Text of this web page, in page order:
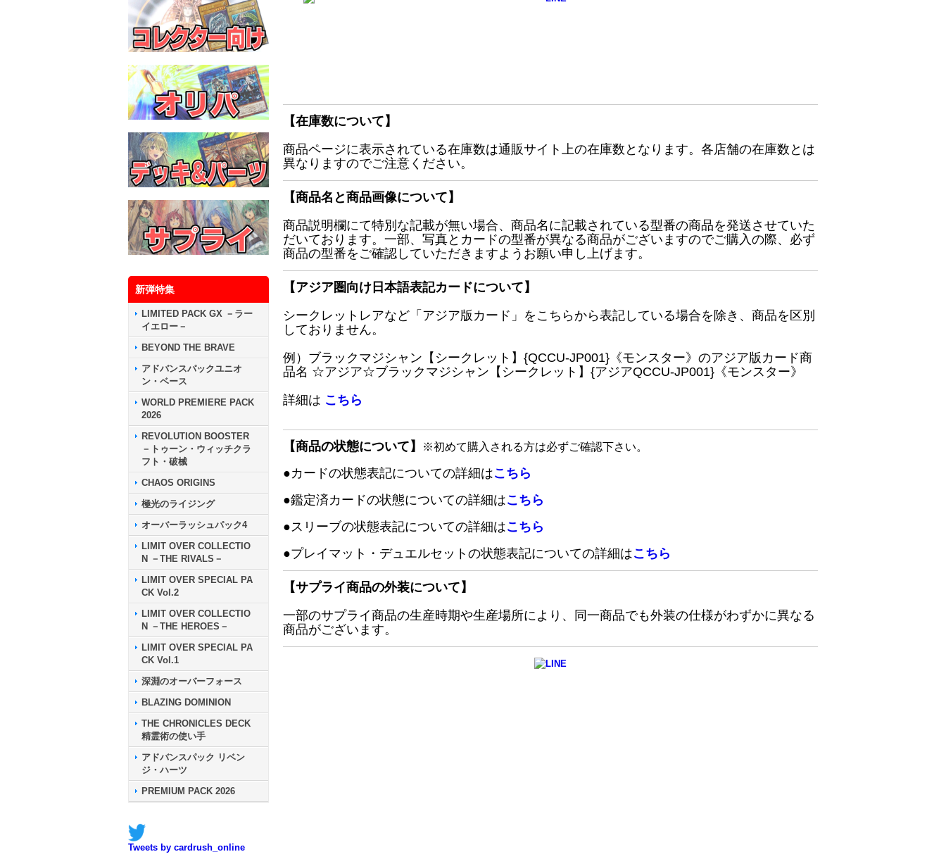
新弾特集
LIMITED PACK GX －ラー
イエロー－
BEYOND THE BRAVE
アドバンスパックユニオ
ン・ベース
WORLD PREMIERE PACK
2026
REVOLUTION BOOSTER
－トゥーン・ウィッチクラ
フト・破械
CHAOS ORIGINS
極光のライジング
オーバーラッシュパック4
LIMIT OVER COLLECTIO
N －THE RIVALS－
LIMIT OVER SPECIAL PA
CK Vol.2
LIMIT OVER COLLECTIO
N －THE HEROES－
LIMIT OVER SPECIAL PA
CK Vol.1
深淵のオーバーフォース
BLAZING DOMINION
THE CHRONICLES DECK
精霊術の使い手
アドバンスパック リベン
ジ・ハーツ
PREMIUM PACK 2026
Tweets by cardrush_online
【在庫数について】
商品ページに表示されている在庫数は通販サイト上の在庫数となります。各店舗の在庫数とは
異なりますのでご注意ください。
【商品名と商品画像について】
商品説明欄にて特別な記載が無い場合、商品名に記載されている型番の商品を発送させていた
だいております。一部、写真とカードの型番が異なる商品がございますのでご購入の際、必ず
商品の型番をご確認していただきますようお願い申し上げます。
【アジア圏向け日本語表記カードについて】
シークレットレアなど「アジア版カード」をこちらから表記している場合を除き、商品を区別
しておりません。
例）ブラックマジシャン【シークレット】{QCCU-JP001}《モンスター》のアジア版カード商
品名 ☆アジア☆ブラックマジシャン【シークレット】{アジアQCCU-JP001}《モンスター》
詳細は こちら
【商品の状態について】 ※初めて購入される方は必ずご確認下さい。
●カードの状態表記についての詳細はこちら
●鑑定済カードの状態についての詳細はこちら
●スリーブの状態表記についての詳細はこちら
●プレイマット・デュエルセットの状態表記についての詳細はこちら
【サプライ商品の外装について】
一部のサプライ商品の生産時期や生産場所により、同一商品でも外装の仕様がわずかに異なる
商品がございます。